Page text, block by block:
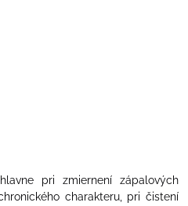
pri zmiernení zápalových
charakteru, pri čistení